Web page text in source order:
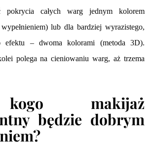
pokrycia całych warg jednym kolorem
lub dla bardziej wyrazistego,
efektu – dwoma kolorami (metoda 3D).
polega na cieniowaniu warg, aż trzema
makijaż
będzie dobrym